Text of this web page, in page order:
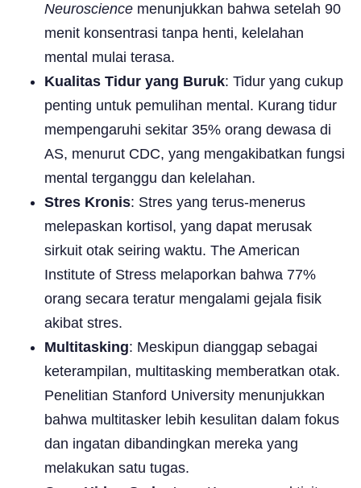
Neuroscience menunjukkan bahwa setelah 90
menit konsentrasi tanpa henti, kelelahan
mental mulai terasa.
Kualitas Tidur yang Buruk: Tidur yang cukup
penting untuk pemulihan mental. Kurang tidur
mempengaruhi sekitar 35% orang dewasa di
AS, menurut CDC, yang mengakibatkan fungsi
mental terganggu dan kelelahan.
Stres Kronis: Stres yang terus-menerus
melepaskan kortisol, yang dapat merusak
sirkuit otak seiring waktu. The American
Institute of Stress melaporkan bahwa 77%
orang secara teratur mengalami gejala fisik
akibat stres.
Multitasking: Meskipun dianggap sebagai
keterampilan, multitasking memberatkan otak.
Penelitian Stanford University menunjukkan
bahwa multitasker lebih kesulitan dalam fokus
dan ingatan dibandingkan mereka yang
melakukan satu tugas.